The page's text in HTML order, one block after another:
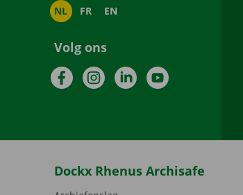
NL FR EN
Volg ons
FacebookInstagramLinkedInYouTube
Dockx Rhenus Archisafe